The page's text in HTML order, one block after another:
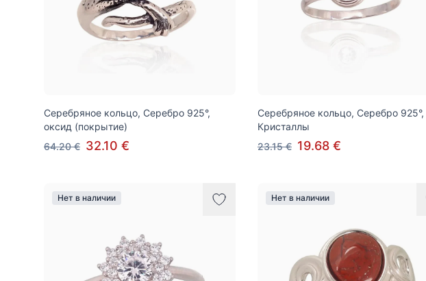
Серебряное кольцо, Серебро 925°,
оксид (покрытие)
64.20 € 32.10 €
Серебряное кольцо, Серебро 925°,
Кристаллы
23.15 € 19.68 €
Нет в наличии Нет в наличии